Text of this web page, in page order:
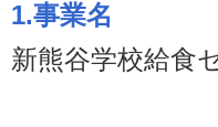
1.事業名
新熊谷学校給食